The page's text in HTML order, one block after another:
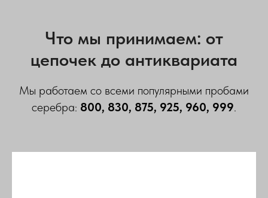
Что мы принимаем: от
цепочек до антиквариата
Мы работаем со всеми популярными пробами
серебра: 800, 830, 875, 925, 960, 999.